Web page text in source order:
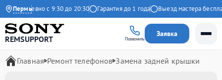
Пермь
Ежедневно с 9:30 до 20:30 Гарантия до 1 года Выезд мастера
REMSUPPORT Позвонить
Заявка
Главная Ремонт телефонов Замена задней крышки